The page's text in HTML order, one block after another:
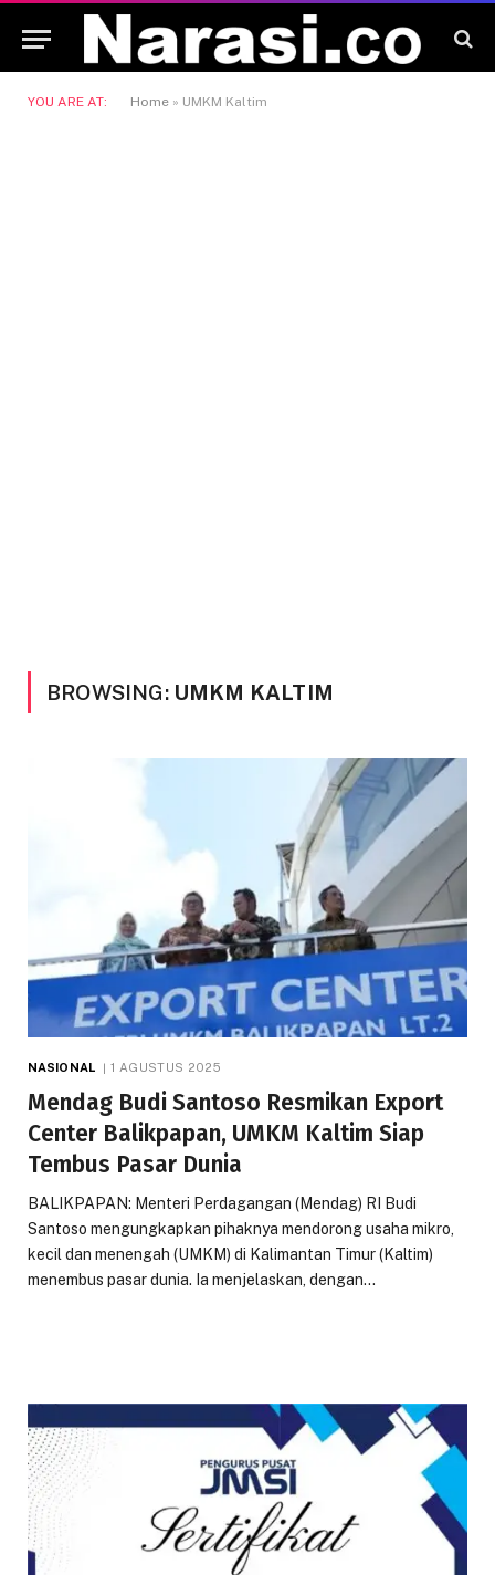
YOU ARE AT: Home » UMKM Kaltim
BROWSING: UMKM KALTIM
NASIONAL 1 AGUSTUS 2025
Mendag Budi Santoso Resmikan Export
Center Balikpapan, UMKM Kaltim Siap
Tembus Pasar Dunia
BALIKPAPAN: Menteri Perdagangan (Mendag) RI Budi
Santoso mengungkapkan pihaknya mendorong usaha mikro,
kecil dan menengah (UMKM) di Kalimantan Timur (Kaltim)
menembus pasar dunia. Ia menjelaskan, dengan…